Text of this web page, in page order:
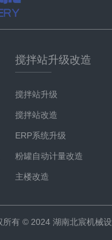
搅拌站升级改造
搅拌站升级
搅拌站改造
ERP系统升级
粉罐自动计量改造
主楼改造
所有 © 2024 湖南北宸机械